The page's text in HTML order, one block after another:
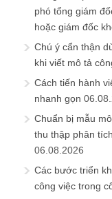
phó tổng giám
hoặc giám đốc
Chú ý cẩn thận
khi viết mô tả
Cách tiến hành
nhanh gọn
Chuẩn bị mẫu
thu thập phân
06.08.2026
Các bước triển
công việc trong